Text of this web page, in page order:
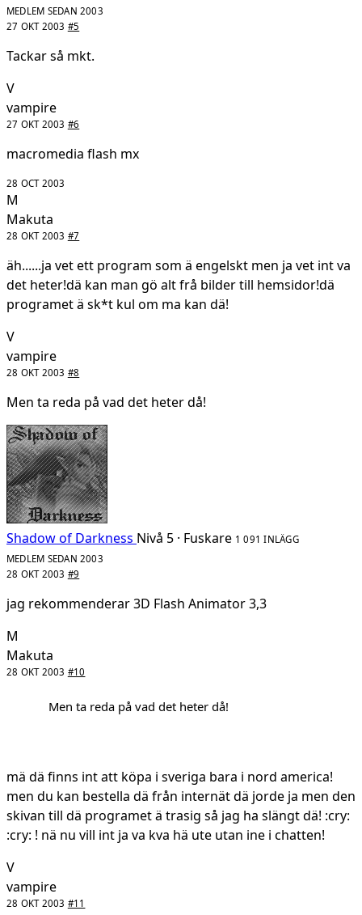
MEDLEM SEDAN 2003
27 OKT 2003 #5
Tackar så mkt.
V
vampire
27 OKT 2003 #6
macromedia flash mx
28 OCT 2003
M
Makuta
28 OKT 2003 #7
äh......ja vet ett program som ä engelskt men ja vet int va
det heter!dä kan man gö alt frå bilder till hemsidor!dä
programet ä sk*t kul om ma kan dä!
V
vampire
28 OKT 2003 #8
Men ta reda på vad det heter då!
Shadow of Darkness Nivå 5 · Fuskare 1 091 INLÄGG
MEDLEM SEDAN 2003
28 OKT 2003 #9
jag rekommenderar 3D Flash Animator 3,3
M
Makuta
28 OKT 2003 #10
Men ta reda på vad det heter då!
mä dä finns int att köpa i sveriga bara i nord america!
men du kan bestella dä från internät dä jorde ja men den
skivan till dä programet ä trasig så jag ha slängt dä! :cry:
:cry: ! nä nu vill int ja va kva hä ute utan ine i chatten!
V
vampire
28 OKT 2003 #11